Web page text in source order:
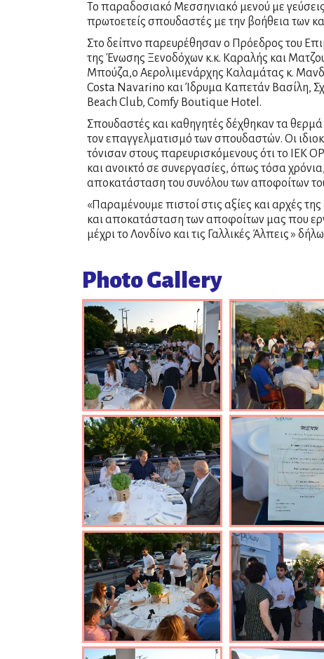
Το παραδοσιακό Μεσσηνιακό μενού με
πρωτοετείς σπουδαστές με την βοήθεια των
Στο δείπνο παρευρέθησαν ο Πρόεδρος του
της Ένωσης Ξενοδόχων κ.κ. Καραλής και
Μπούζα,ο Αερολιμενάρχης Καλαμάτας κ.
Costa Navarino και Ίδρυμα Καπετάν Βασίλη,
Beach Club, Comfy Boutique Hotel.
Σπουδαστές και καθηγητές δέχθηκαν τα
τον επαγγελματισμό των σπουδαστών. Οι
τόνισαν στους παρευρισκόμενους ότι το ΙΕΚ
και ανοικτό σε συνεργασίες, όπως τόσα
αποκατάσταση του συνόλου των αποφοίτων
«Παραμένουμε πιστοί στις αξίες και αρχές
και αποκατάσταση των αποφοίτων μας που
μέχρι το Λονδίνο και τις Γαλλικές Άλπεις »
Photo Gallery